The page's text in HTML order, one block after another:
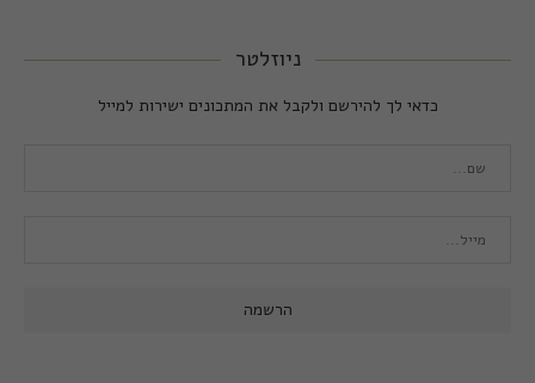
ניוזלטר
כדאי לך להירשם ולקבל את המתכונים ישירות למייל